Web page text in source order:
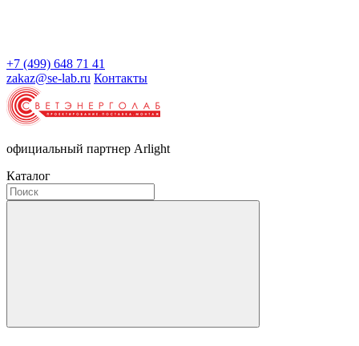
+7 (499) 648 71 41
zakaz@se-lab.ru Контакты
официальный партнер Arlight
Каталог